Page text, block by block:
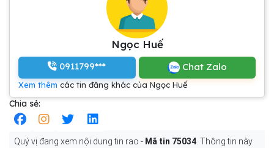
Ngọc Huế
0911799*** Chat Zalo
Xem thêm các tin đăng khác của Ngọc Huế
Chia sẻ:
Quý vị đang xem nội dung tin rao - Mã tin 75034 . Thông tin này